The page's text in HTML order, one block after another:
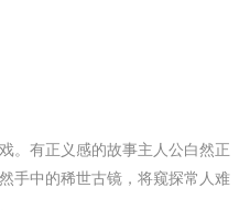
。有正义感的故事主人公白然正
手中的稀世古镜，将窥探常人难